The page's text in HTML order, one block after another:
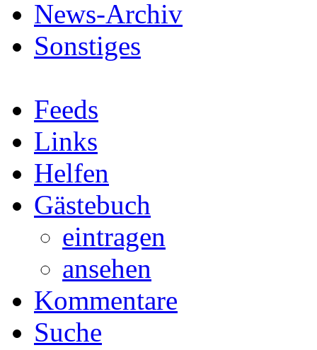
News-Archiv
Sonstiges
Feeds
Links
Helfen
Gästebuch
eintragen
ansehen
Kommentare
Suche